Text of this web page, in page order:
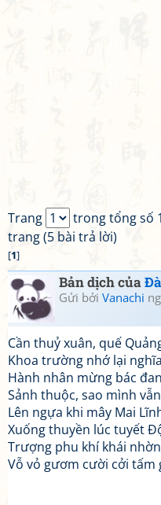
Trang
trong tổng số 1
trang (5 bài trả lời)
[1]
Bản dịch của
Gửi bởi Vanachi
Cần thuỷ xuân, quế
Khoa trường nhớ lại
Hành nhân mừng bác
Sảnh thuộc, sao mình
Lên ngựa khi mây Mai
Xuống thuyền lúc tuyết
Trượng phu khí khái
Vỗ vỏ gươm cười cởi tấm